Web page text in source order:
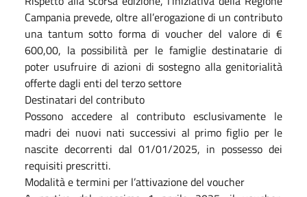
Campania prevede, oltre all’erogazione di un contributo
una tantum sotto forma di voucher del valore di €
600,00, la possibilità per le famiglie destinatarie di
poter usufruire di azioni di sostegno alla genitorialità
offerte dagli enti del terzo settore
Destinatari del contributo
Possono accedere al contributo esclusivamente le
madri dei nuovi nati successivi al primo figlio per le
nascite decorrenti dal 01/01/2025, in possesso dei
requisiti prescritti.
Modalità e termini per l’attivazione del voucher